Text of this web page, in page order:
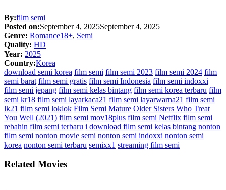
By:film semi
Posted on:September 4, 2025September 4, 2025
Genre: Romance18+, Semi
Quality: HD
Year: 2025
Country:Korea
download semi korea film semi film semi 2023 film semi 2024 film
semi barat film semi gratis film semi Indonesia film semi indoxxi
film semi jepang film semi kelas bintang film semi korea terbaru film
semi kr18 film semi layarkaca21 film semi layarwarna21 film semi
lk21 film semi loklok Film Semi Mature Older Sisters Who Treat
You Well (2021) film semi mov18plus film semi Netflix film semi
rebahin film semi terbaru i download film semi kelas bintang nonton
film semi nonton movie semi nonton semi indoxxi nonton semi
korea nonton semi terbaru semixx1 streaming film semi
Related Movies